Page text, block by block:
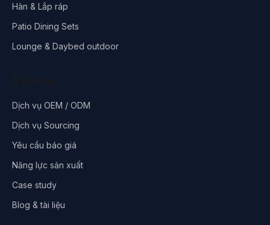
Hàn & Lắp ráp
Patio Dining Sets
Lounge & Daybed outdoor
Dịch vụ OEM / ODM
Dịch vụ Sourcing
Yêu cầu báo giá
Năng lực sản xuất
Case study
Blog & tài liệu